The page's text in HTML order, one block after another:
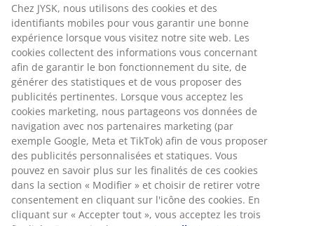
Chez JYSK, nous utilisons des cookies et des
identifiants mobiles pour vous garantir une bonne
expérience lorsque vous visitez notre site web. Les
cookies collectent des informations vous concernant
afin de garantir le bon fonctionnement du site, de
générer des statistiques et de vous proposer des
publicités pertinentes. Lorsque vous acceptez les
cookies marketing, nous partageons vos données de
navigation avec nos partenaires marketing (par
exemple Google, Meta et TikTok) afin de vous proposer
des publicités personnalisées et statiques. Vous
pouvez en savoir plus sur les finalités de ces cookies
dans la section « Modifier » et choisir de retirer votre
consentement en cliquant sur l'icône des cookies. En
cliquant sur « Accepter tout », vous acceptez les trois